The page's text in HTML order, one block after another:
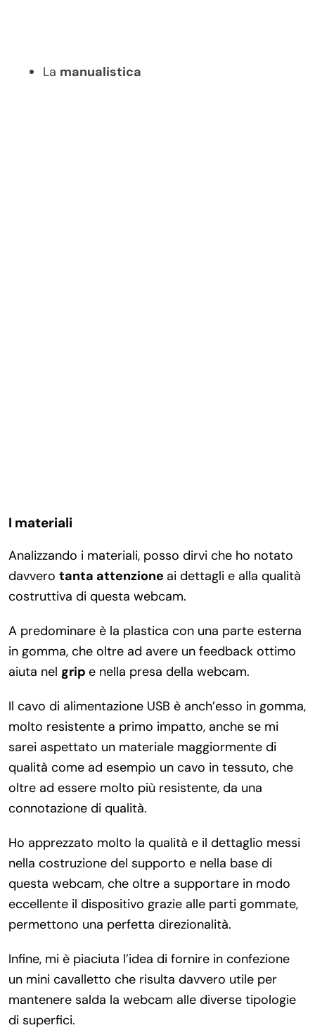
La manualistica
I materiali
Analizzando i materiali, posso dirvi che ho notato
davvero tanta attenzione ai dettagli e alla qualità
costruttiva di questa webcam.
A predominare è la plastica con una parte esterna
in gomma, che oltre ad avere un feedback ottimo
aiuta nel grip e nella presa della webcam.
Il cavo di alimentazione USB è anch’esso in gomma,
molto resistente a primo impatto, anche se mi
sarei aspettato un materiale maggiormente di
qualità come ad esempio un cavo in tessuto, che
oltre ad essere molto più resistente, da una
connotazione di qualità.
Ho apprezzato molto la qualità e il dettaglio messi
nella costruzione del supporto e nella base di
questa webcam, che oltre a supportare in modo
eccellente il dispositivo grazie alle parti gommate,
permettono una perfetta direzionalità.
Infine, mi è piaciuta l’idea di fornire in confezione
un mini cavalletto che risulta davvero utile per
mantenere salda la webcam alle diverse tipologie
di superfici.